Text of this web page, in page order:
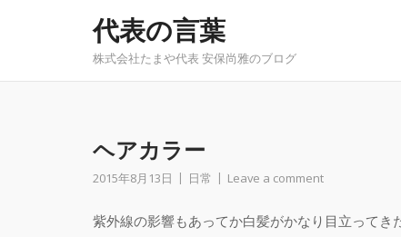
代表の言葉
株式会社たまや代表 安保尚雅のブログ
ヘアカラー
2015年8月13日 日常 Leave a comment
紫外線の影響もあってか白髪がかなり目立ってき